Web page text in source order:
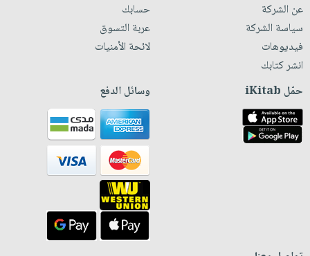
عن الشركة
سياسة الشركة
فيديوهات
انشر كتابك
حسابك
عربة التسوق
لائحة الأمنيات
حمّل iKitab وسائل الدفع